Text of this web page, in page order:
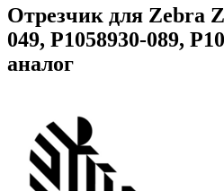
Отрезчик для Zebra
049, P1058930-089,
аналог